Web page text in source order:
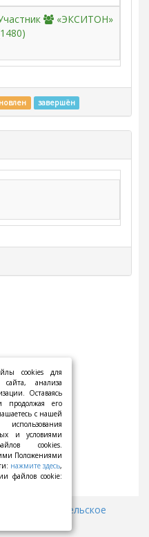
«ЭКСИТОН»
завершён
Пользовательское
cookies для
анализа
Оставаясь
его
с нашей
и условиями
cookies.
Положениями
нажмите здесь,
файлов cookie: